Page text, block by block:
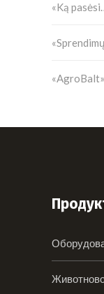
«Ką
«AgroBalt»